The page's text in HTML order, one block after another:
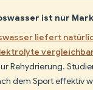
ist nur
liefert
Rehydrierung.
dem Sport effektiv